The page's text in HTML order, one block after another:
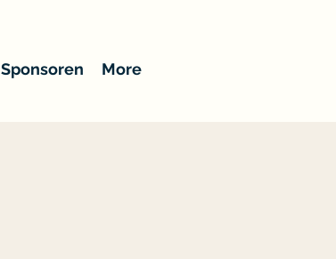
Sponsoren More